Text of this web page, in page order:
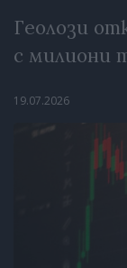
Геолози
с милиони
19.07.2026